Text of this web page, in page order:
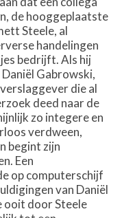
de hooggeplaatste
Steele, al
handelingen
bedrijft. Als hij
Gabrowski,
die al
deed naar de
zo integere en
verdween,
begint zijn
Een
op computerschijf
van Daniël
ooit door Steele